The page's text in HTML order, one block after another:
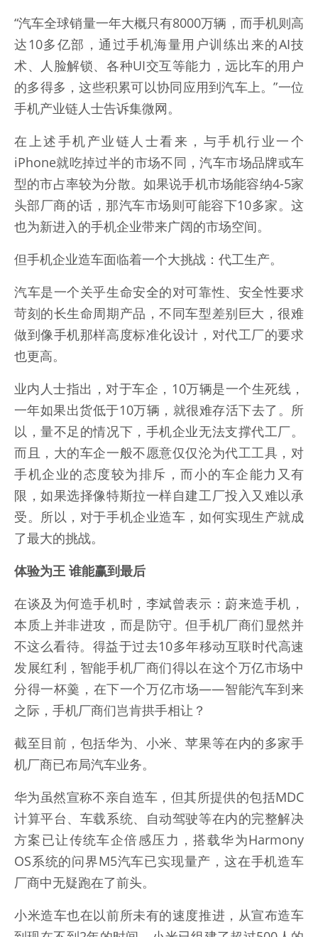
“汽车全球销量一年大概只有8000万辆，而手机则高
达10多亿部，通过手机海量用户训练出来的AI技
术、人脸解锁、各种UI交互等能力，远比车的用户
的多得多，这些积累可以协同应用到汽车上。”一位
手机产业链人士告诉集微网。
在上述手机产业链人士看来，与手机行业一个
iPhone就吃掉过半的市场不同，汽车市场品牌或车
型的市占率较为分散。如果说手机市场能容纳4-5家
头部厂商的话，那汽车市场则可能容下10多家。这
也为新进入的手机企业带来广阔的市场空间。
但手机企业造车面临着一个大挑战：代工生产。
汽车是一个关乎生命安全的对可靠性、安全性要求
苛刻的长生命周期产品，不同车型差别巨大，很难
做到像手机那样高度标准化设计，对代工厂的要求
也更高。
业内人士指出，对于车企，10万辆是一个生死线，
一年如果出货低于10万辆，就很难存活下去了。所
以，量不足的情况下，手机企业无法支撑代工厂。
而且，大的车企一般不愿意仅仅沦为代工工具，对
手机企业的态度较为排斥，而小的车企能力又有
限，如果选择像特斯拉一样自建工厂投入又难以承
受。所以，对于手机企业造车，如何实现生产就成
了最大的挑战。
体验为王 谁能赢到最后
在谈及为何造手机时，李斌曾表示：蔚来造手机，
本质上并非进攻，而是防守。但手机厂商们显然并
不这么看待。得益于过去10多年移动互联时代高速
发展红利，智能手机厂商们得以在这个万亿市场中
分得一杯羹，在下一个万亿市场——智能汽车到来
之际，手机厂商们岂肯拱手相让？
截至目前，包括华为、小米、苹果等在内的多家手
机厂商已布局汽车业务。
华为虽然宣称不亲自造车，但其所提供的包括MDC
计算平台、车载系统、自动驾驶等在内的完整解决
方案已让传统车企倍感压力，搭载华为Harmony
OS系统的问界M5汽车已实现量产，这在手机造车
厂商中无疑跑在了前头。
小米造车也在以前所未有的速度推进，从宣布造车